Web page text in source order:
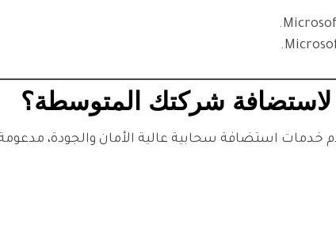
لاستضافة شركتك المتوسطة؟
تقنية تأسست في الإمارات عام 2013، تقدم خدمات استضافة سحابية عالية الأمان